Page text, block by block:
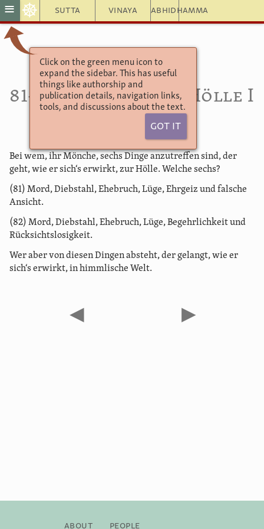
Sutta Vinaya Abhidhamma
≡ ☸
Click on the green menu icon to
expand the sidebar. This has useful
things like authorship and
publication details, navigation links,
tools, and discussions about the text.
Got It
Aṅguttara Nikāya
Das Sechser-Buch
81–82. Himmel und Hölle I
II
Bei wem, ihr Mönche, sechs Dinge anzutreffen sind, der
geht, wie er sich‘s erwirkt, zur Hölle. Welche sechs?
(81) Mord, Diebstahl, Ehebruch, Lüge, Ehrgeiz und falsche
Ansicht.
(82) Mord, Diebstahl, Ehebruch, Lüge, Begehrlichkeit und
Rücksichtslosigkeit.
Wer aber von diesen Dingen absteht, der gelangt, wie er
sich‘s erwirkt, in himmlische Welt.
◀ ▶
About People